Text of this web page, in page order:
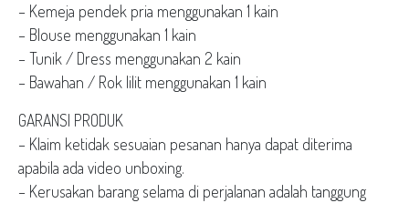
– Kemeja pendek pria menggunakan 1 kain
– Blouse menggunakan 1 kain
– Tunik / Dress menggunakan 2 kain
– Bawahan / Rok lilit menggunakan 1 kain
GARANSI PRODUK
– Klaim ketidak sesuaian pesanan hanya dapat diterima
apabila ada video unboxing.
– Kerusakan barang selama di perjalanan adalah tanggung